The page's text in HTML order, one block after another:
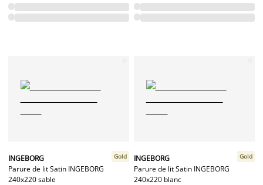
INGEBORG
Parure de lit Satin INGEBORG
240x220 sable
Gold
INGEBORG
Parure de lit Satin INGEBORG
240x220 blanc
Gold